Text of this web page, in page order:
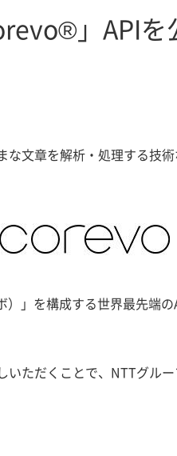
」API
文章を解析・処理する技
」を構成する世界最先端
ただくことで、NTTグル